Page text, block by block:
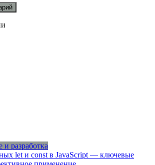
разработка
let и const в JavaScript — ключевые